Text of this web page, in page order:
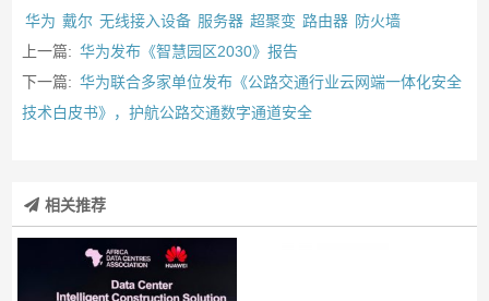
华为 戴尔 无线接入设备 服务器 超聚变 路由器 防火墙
上一篇: 华为发布《智慧园区2030》报告
下一篇: 华为联合多家单位发布《公路交通行业云网端一体化安全
技术白皮书》，护航公路交通数字通道安全
相关推荐